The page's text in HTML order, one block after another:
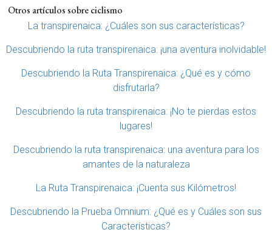
Otros artículos sobre ciclismo
La transpirenaica: ¿Cuáles son sus características?
Descubriendo la ruta transpirenaica: ¡una aventura inolvidable!
Descubriendo la Ruta Transpirenaica: ¿Qué es y cómo
disfrutarla?
Descubriendo la ruta transpirenaica: ¡No te pierdas estos
lugares!
Descubriendo la ruta transpirenaica: una aventura para los
amantes de la naturaleza
La Ruta Transpirenaica: ¡Cuenta sus Kilómetros!
Descubriendo la Prueba Omnium: ¿Qué es y Cuáles son sus
Características?